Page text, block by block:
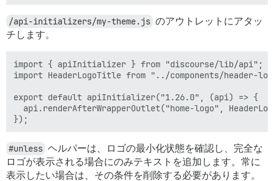
/api-initializers/my-theme.js のアウトレットにアタッ
チします。
import { apiInitializer } from "discourse/lib/api";
import HeaderLogoTitle from "../components/header-
export default apiInitializer("1.26.0", (api) => {
api.renderAfterWrapperOutlet("home-logo",
#unless ヘルパーは、ロゴの最小化状態を確認し、完全な
ロゴが表示される場合にのみテキストを追加します。常に
表示したい場合は、その条件を削除する必要があります。